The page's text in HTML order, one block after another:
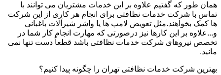
همان طور که گفتیم علاوه بر این خدمات مشتریان می توانند با
تماس با شرکت خدمات نظافتی برای انجام هر کاری از این شرکت
ها کمک بخواهند.مثل تعویض لامپ ها یا واشر شیرآلات باغبانی
و...علاوه بر این کارها نیز درصورتی که مهارت انجام کار شما در
تخصص نیروهای شرکت خدمات نظافتی باشد قطعاً دست تنها نمی
مانید.
بهترین شرکت خدمات نظافتی تهران را چگونه پیدا کنیم؟